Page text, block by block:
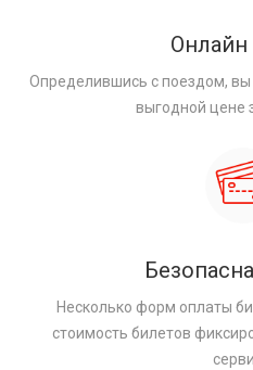
Онлайн
Определившись с поездом,
выгодной цене
Несколько форм оплаты
стоимость билетов